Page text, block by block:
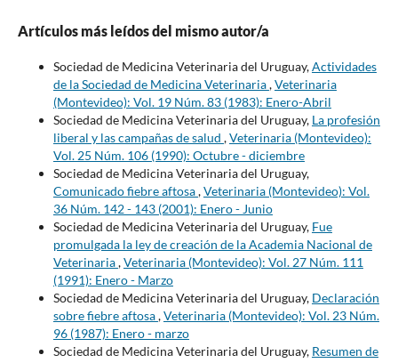
Artículos más leídos del mismo autor/a
Sociedad de Medicina Veterinaria del Uruguay,Actividades
de la Sociedad de Medicina Veterinaria,Veterinaria
(Montevideo): Vol. 19 Núm. 83 (1983): Enero-Abril
Sociedad de Medicina Veterinaria del Uruguay, La profesión
liberal y las campañas de salud ,Veterinaria (Montevideo):
Vol. 25 Núm. 106 (1990): Octubre - diciembre
Sociedad de Medicina Veterinaria del Uruguay,
Comunicado fiebre aftosa,Veterinaria (Montevideo): Vol.
36 Núm. 142 - 143 (2001): Enero - Junio
Sociedad de Medicina Veterinaria del Uruguay, Fue
promulgada la ley de creación de la Academia Nacional de
Veterinaria,Veterinaria (Montevideo): Vol. 27 Núm. 111
(1991): Enero - Marzo
Sociedad de Medicina Veterinaria del Uruguay, Declaración
sobre fiebre aftosa,Veterinaria (Montevideo): Vol. 23 Núm.
96 (1987): Enero - marzo
Sociedad de Medicina Veterinaria del Uruguay, Resumen de